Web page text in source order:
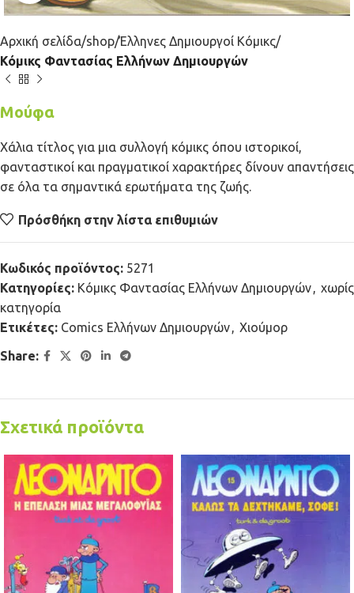
Αρχική σελίδα shop Έλληνες Δημιουργοί Κόμικς
Κόμικς Φαντασίας Ελλήνων Δημιουργών
Μούφα
Χάλια τίτλος για μια συλλογή κόμικς όπου ιστορικοί,
φανταστικοί και πραγματικοί χαρακτήρες δίνουν απαντήσεις
σε όλα τα σημαντικά ερωτήματα της ζωής.
Πρόσθήκη στην λίστα επιθυμιών
Κωδικός προϊόντος: 5271
Κατηγορίες: Κόμικς Φαντασίας Ελλήνων Δημιουργών, χωρίς
κατηγορία
Ετικέτες: Comics Ελλήνων Δημιουργών, Χιούμορ
Share:
Σχετικά προϊόντα